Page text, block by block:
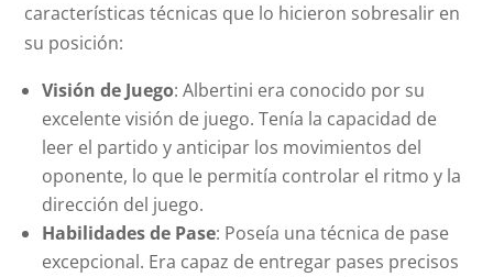
características técnicas que lo hicieron sobresalir en
su posición:
Visión de Juego: Albertini era conocido por su
excelente visión de juego. Tenía la capacidad de
leer el partido y anticipar los movimientos del
oponente, lo que le permitía controlar el ritmo y la
dirección del juego.
Habilidades de Pase: Poseía una técnica de pase
excepcional. Era capaz de entregar pases precisos